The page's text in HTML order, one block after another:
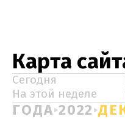
Карта
Сегодня
На этой неделе
ГОДА 2022